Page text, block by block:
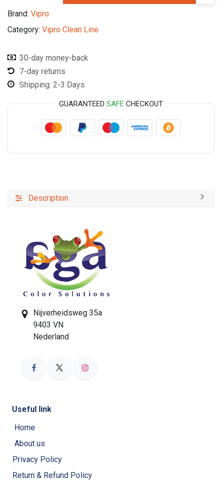
Brand: Vipro
Category: Vipro Clean Line
30-day money-back
7-day returns
Shipping: 2-3 Days
GUARANTEED SAFE CHECKOUT
Description
Nijverheidsweg 35a
9403 VN
Nederland
Useful link
Home
About us
Privacy Policy
Return & Refund Policy